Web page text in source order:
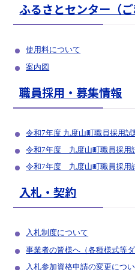
2026年6月11日
新町製施行70周年記念要覧『げんき
等級および職制上の段階ごとの職員
2026年4月23日
2026年4月14日
2026年4月14日
2026年4月1日
ふるさとセンター（ご
使用料について
案内図
職員採用・募集情報
令和7年度 九度山町職員採用試
令和7年度 九度山町職員採用
令和7年度 九度山町職員採用
入札・契約
入札制度について
事業者の皆様へ（各種様式等ダ
入札参加資格申請の変更につ